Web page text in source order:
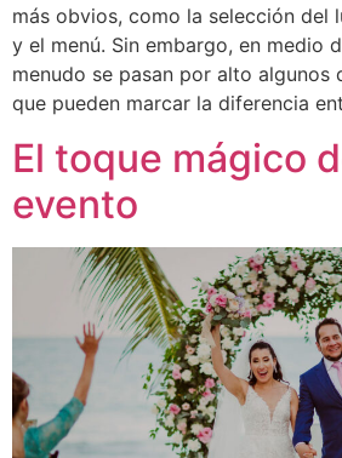
más obvios, como la selección del
y el menú. Sin embargo, en medio
menudo se pasan por alto algunos
que pueden marcar la diferencia
El toque mágico
evento